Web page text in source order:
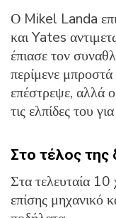
Ο Mikel Landa
και Yates
έπιασε τον
περίμενε
επέστρεψε, αλλά
τις ελπίδες του
Στο τέλος της
Στα τελευταία
επίσης μηχανικό